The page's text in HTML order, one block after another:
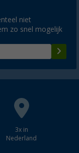
niet
zo snel mogelijk
3x in
Nederland